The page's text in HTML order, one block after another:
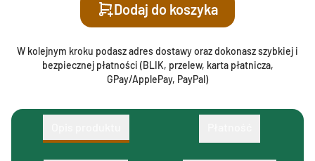
Dodaj do koszyka
W kolejnym kroku podasz adres dostawy oraz dokonasz szybkiej i
bezpiecznej płatności (BLIK, przelew, karta płatnicza,
GPay/ApplePay, PayPal)